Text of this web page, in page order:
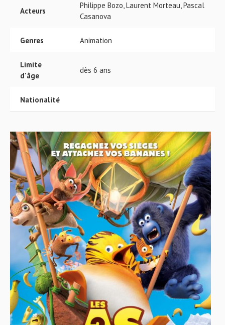
Acteurs
Philippe Bozo, Laurent Morteau, Pascal
Casanova
Genres Animation
Limite
d'âge
dès 6 ans
Nationalité